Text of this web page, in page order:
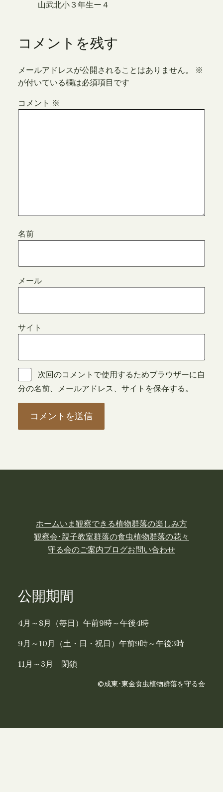
山武北小３年生ー４
コメントを残す
メールアドレスが公開されることはありません。
※
が付いている欄は必須項目です
コメント ※
名前
メール
サイト
次回のコメントで使用するためブラウザーに自
分の名前、メールアドレス、サイトを保存する。
ホームいま観察できる植物群落の楽しみ方
観察会･親子教室群落の食虫植物群落の花々
守る会のご案内ブログお問い合わせ
公開期間
4月～8月（毎日）午前9時～午後4時
9月～10月（土・日・祝日）午前9時～午後3時
11月～3月 閉鎖
©成東･東金食虫植物群落を守る会